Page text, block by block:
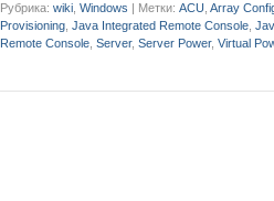
Рубрика: wiki Windows | Метки: ACU Array
Provisioning Java Integrated Remote Console
Remote Console Server, Server Power, Virtual